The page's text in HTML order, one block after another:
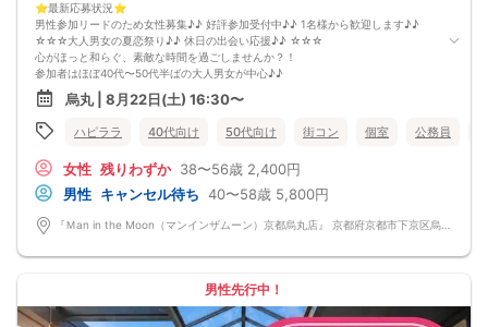
⭐️最新応募状況⭐️
男性参加リードのため女性募集♪♪ 好評参加受付中♪♪ 1名様から歓迎します♪♪
☆☆☆大人男女の夏恋祭り♪♪ 休日の出会い応援♪♪ ☆☆☆
心がほっと和らぐ、素敵な時間を過ごしませんか？！
参加者はほぼ40代〜50代半ばの大人男女が中心♪♪
同世代だからこそ趣味や暮らし、これまでの経験など、自然と共感できる会話が
生まれます。
「落ち着いた雰囲気の中で、カジュアルで楽しい出会いがほしい♪♪」
そんな方におすすめのイベントです♪♪
美味しいドリンクやフードを楽しみながら、
周囲を気にせず、リラックスして交流できます。
会話しやすい和やかな雰囲気なので、安心してご参加いただけます♪♪
「まずはお友達から仲良くなりたい♪」
「気になる人とカフェや納涼デートに行ってみたい♪」
～開催形式について～
烏丸 | 8月22日(土) 16:30〜
ハピララ 40代向け 50代向け 街コン 個室 公務員
女性 残りわずか 38〜56歳 2,400円
男性 キャンセル待ち 40〜58歳 5,800円
男性先行中！